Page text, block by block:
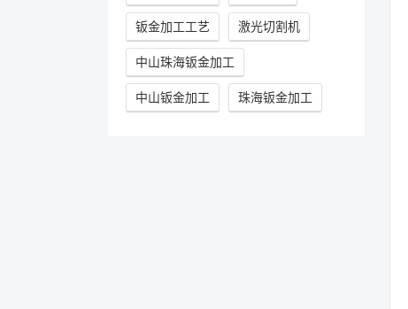
钣金加工工艺 激光切割机
中山珠海钣金加工
中山钣金加工 珠海钣金加工